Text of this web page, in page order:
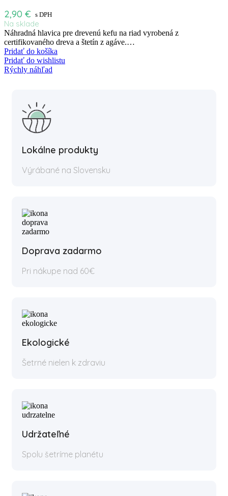
2,90 € s DPH
Na sklade
Náhradná hlavica pre drevenú kefu na riad vyrobená z
certifikovaného dreva a štetín z agáve.…
Pridať do košíka
Pridať do wishlistu
Rýchly náhľad
Lokálne produkty
Výrábané na Slovensku
Doprava zadarmo
Pri nákupe nad 60€
Ekologické
Šetrné nielen k zdraviu
Udržateľné
Spolu šetríme planétu